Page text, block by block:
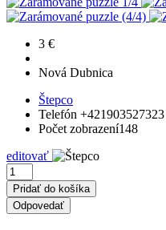
3 €
Nová Dubnica
Štepco
Telefón +421903527323
Počet zobrazení148
editovať
Odpovedať